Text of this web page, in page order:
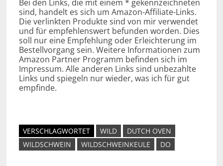
Bei den Links, die mit einem * gekennzeichneten
sind, handelt es sich um Amazon-Affiliate-Links.
Die verlinkten Produkte sind von mir verwendet
und für empfehlenswert befunden worden. Dies
soll nur eine Empfehlung oder Erleichterung im
Bestellvorgang sein. Weitere Informationen zum
Amazon Partner Programm befinden sich im
Impressum. Alle anderen Links sind unbezahlte
Links und spiegeln nur wieder, was ich für gut
empfinde.
VERSCHLAGWORTET WILD
DUTCH OVEN
WILDSCHWEIN
WILDSCHWEINKEULE DO